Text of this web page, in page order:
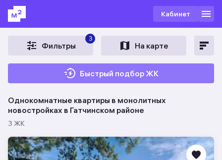
Кабинет
Фильтры
3
На карте
Быстрый подбор ЖК
Однокомнатные квартиры в монолитных
новостройках в Гатчинском районе
3 ЖК